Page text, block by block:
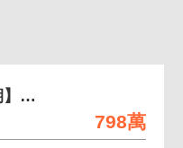
798萬
南崁特力屋【馬可波羅1期】景觀2房美大樓